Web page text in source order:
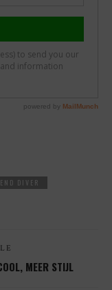
DIVER
MEER STIJL